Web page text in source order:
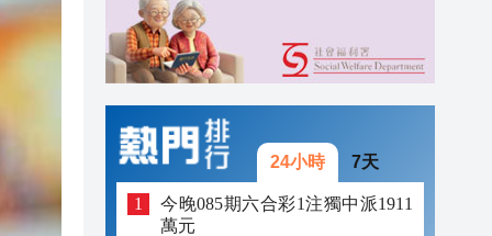
12:59
24小時 7天
今晚085期六合彩1注獨中派1911
萬元